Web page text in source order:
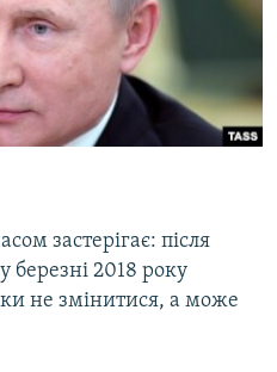
застерігає: після
березні 2018 року
не змінитися, а може